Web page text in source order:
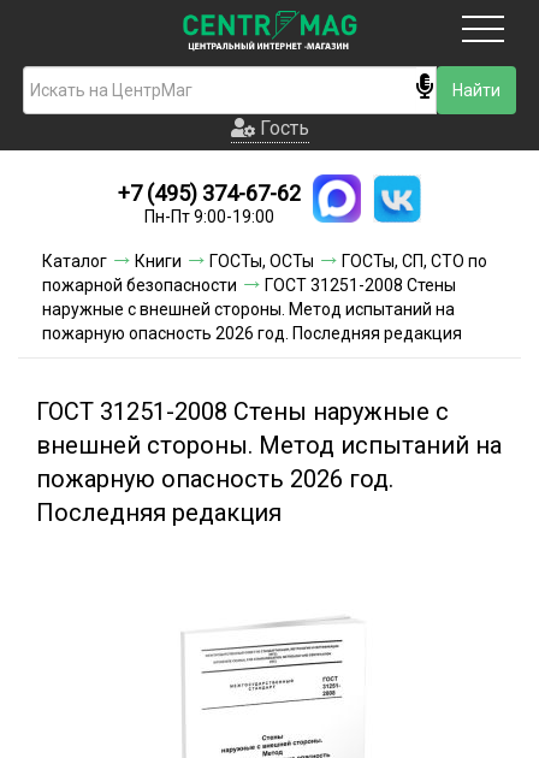
Гость
Новинки
Условия доставки
Условия оплаты
Акции и скидки
Гость
+7 (495) 374-67-62
Пн-Пт 9:00-19:00
Каталог Книги ГОСТы, ОСТы
ГОСТы, СП, СТО по
пожарной безопасности
ГОСТ 31251-2008 Стены
наружные с внешней стороны. Метод испытаний на
пожарную опасность 2026 год. Последняя редакция
ГОСТ 31251-2008 Стены наружные с
внешней стороны. Метод испытаний на
пожарную опасность 2026 год.
Последняя редакция